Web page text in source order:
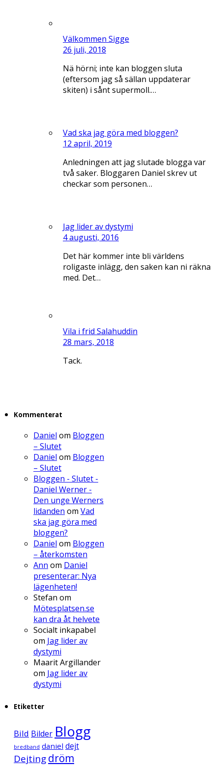
Välkommen Sigge
26 juli, 2018
Nä hörni; inte kan bloggen sluta
(eftersom jag så sällan uppdaterar
skiten) i sånt supermoll.…
Vad ska jag göra med bloggen?
12 april, 2019
Anledningen att jag slutade blogga var
två saker. Bloggaren Daniel skrev ut
checkar som personen…
Jag lider av dystymi
4 augusti, 2016
Det här kommer inte bli världens
roligaste inlägg, den saken kan ni räkna
med. Det…
Vila i frid Salahuddin
28 mars, 2018
Tack.
Kommenterat
Daniel om Bloggen
– Slutet
Daniel om Bloggen
– Slutet
Bloggen - Slutet -
Daniel Werner -
Den unge Werners
lidanden om Vad
ska jag göra med
bloggen?
Daniel om Bloggen
– återkomsten
Ann om Daniel
presenterar: Nya
lägenheten!
Stefan om
Mötesplatsen.se
kan dra åt helvete
Socialt inkapabel
om Jag lider av
dystymi
Maarit Argillander
om Jag lider av
dystymi
Etiketter
Bild Bilder Blogg
bredband daniel dejt
Dejtingdröm